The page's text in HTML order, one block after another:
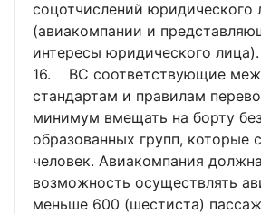
соцотчислений юридического
(авиакомпании и
интересы юридического лица).
16. ВС соответствующие
стандартам и правилам
минимум вмещать на борту
образованных групп, которые
человек. Авиакомпания
возможность осуществлять
меньше 600 (шестиста)